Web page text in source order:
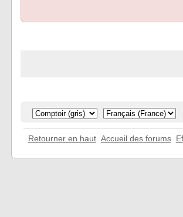
Retourner en haut Accueil des forums